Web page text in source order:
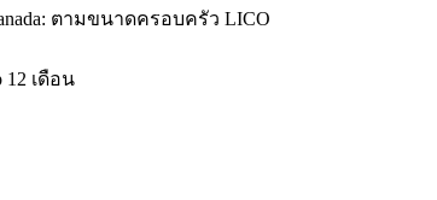
ตามขนาดครอบครัว LICO
12 เดือน